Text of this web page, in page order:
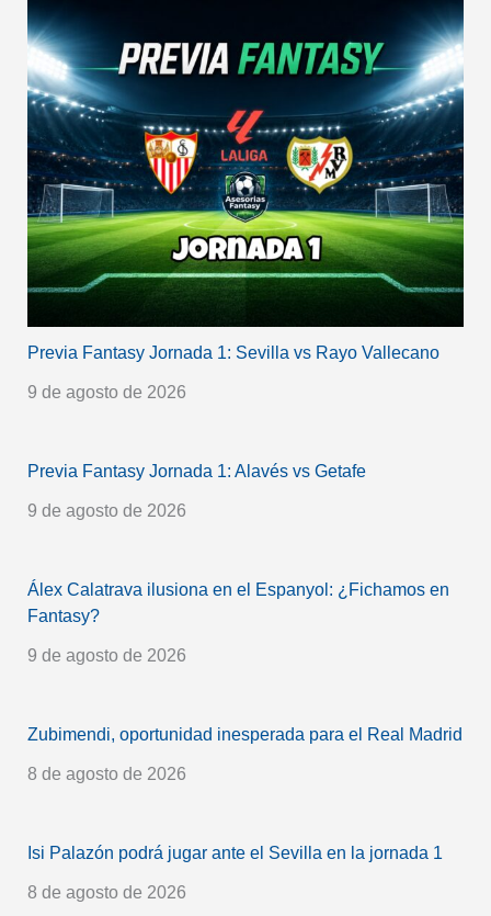
Previa Fantasy Jornada 1: Sevilla vs Rayo Vallecano
9 de agosto de 2026
Previa Fantasy Jornada 1: Alavés vs Getafe
9 de agosto de 2026
Álex Calatrava ilusiona en el Espanyol: ¿Fichamos en
Fantasy?
9 de agosto de 2026
Zubimendi, oportunidad inesperada para el Real Madrid
8 de agosto de 2026
Isi Palazón podrá jugar ante el Sevilla en la jornada 1
8 de agosto de 2026